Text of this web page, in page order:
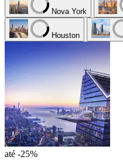
Nova York
Houston
até -25%